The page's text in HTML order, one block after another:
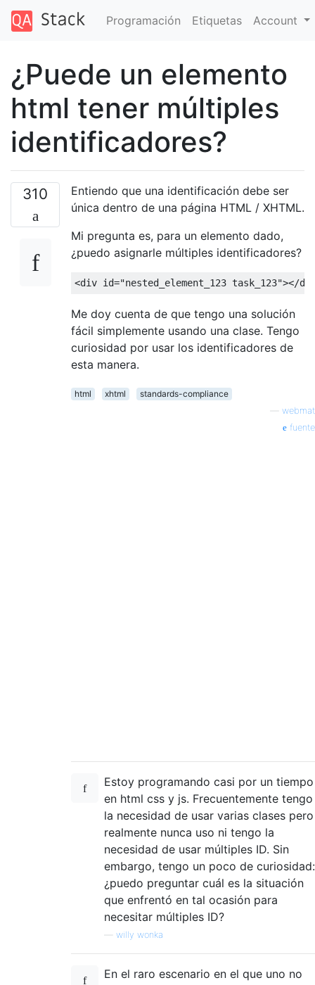
Programación Etiquetas Account
¿Puede un elemento
html tener múltiples
identificadores?
310
Entiendo que una identificación debe ser
única dentro de una página HTML / XHTML.
Mi pregunta es, para un elemento dado,
¿puedo asignarle múltiples identificadores?
<div id="nested_element_123 task_123"></
Me doy cuenta de que tengo una solución
fácil simplemente usando una clase. Tengo
curiosidad por usar los identificadores de
esta manera.
html xhtml
standards-compliance
webmat
fuente
Estoy programando casi por un tiempo
en html css y js. Frecuentemente tengo
la necesidad de usar varias clases pero
realmente nunca uso ni tengo la
necesidad de usar múltiples ID. Sin
embargo, tengo un poco de curiosidad:
¿puedo preguntar cuál es la situación
que enfrentó en tal ocasión para
necesitar múltiples ID?
willy wonka
En el raro escenario en el que uno no